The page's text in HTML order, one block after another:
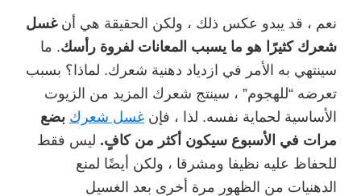
نعم ، قد يبدو عكس ذلك ، ولكن الحقيقة هي أن غسل
شعرك كثيرًا هو ما يسبب المعانات لفروة رأسك. ما
سينتهي به الأمر في ازدياد دهنية شعرك. لماذا؟ بسبب
تعرضه “للهجوم” ، سينتج شعرك المزيد من الزيوت
الأساسية لحماية نفسه. لذا ، فإن غسل شعرك بضع
مرات في الأسبوع سيكون أكثر من كافٍ. ليس فقط
للحفاظ عليه نظيفا ومشرقا ، ولكن أيضًا لمنع
الدهنيات من الظهور مرة أخرى بعد الغسيل